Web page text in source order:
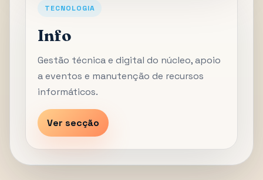
TECNOLOGIA
Info
Gestão técnica e digital do núcleo, apoio
a eventos e manutenção de recursos
informáticos.
Ver secção